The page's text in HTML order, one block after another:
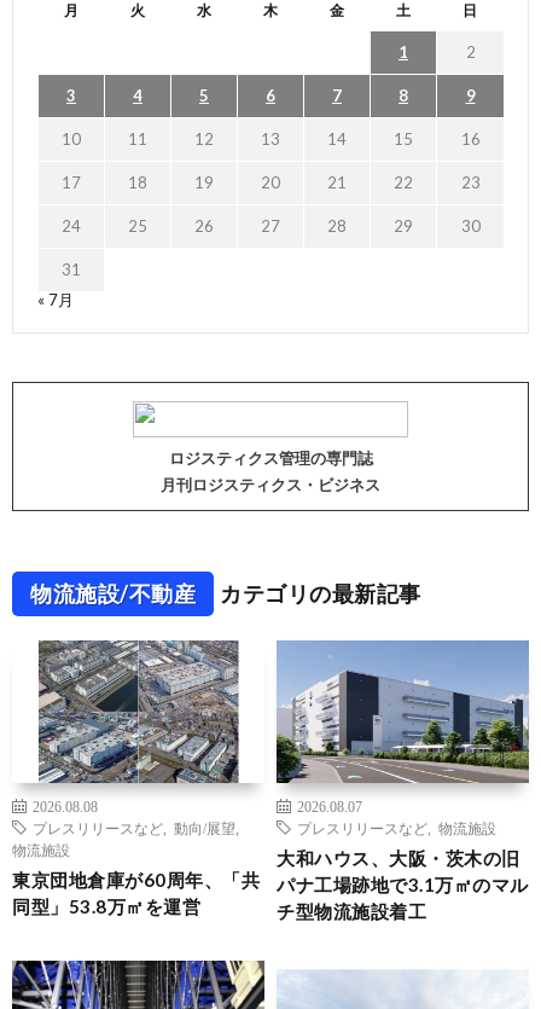
月 火 水 木 金 土 日
1 2
3 4 5 6 7 8 9
10 11 12 13 14 15 16
17 18 19 20 21 22 23
24 25 26 27 28 29 30
31
« 7月
ロジスティクス管理の専門誌
月刊ロジスティクス・ビジネス
物流施設/不動産 カテゴリの最新記事
2026.08.08
プレスリリースなど
動向/展望
物流施設
東京団地倉庫が60周年、「共
同型」53.8万㎡を運営
2026.08.07
プレスリリースなど
物流施設
大和ハウス、大阪・茨木の旧
パナ工場跡地で3.1万㎡のマル
チ型物流施設着工